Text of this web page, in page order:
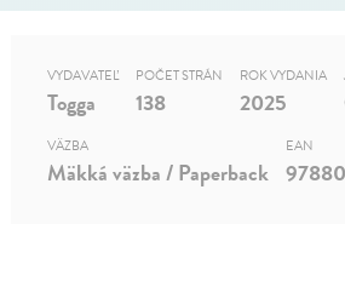
VYDAVATEĽ
Togga
POČET STRÁN
138
ROK VYDANIA
2025
VÄZBA
Mäkká väzba / Paperback
EAN